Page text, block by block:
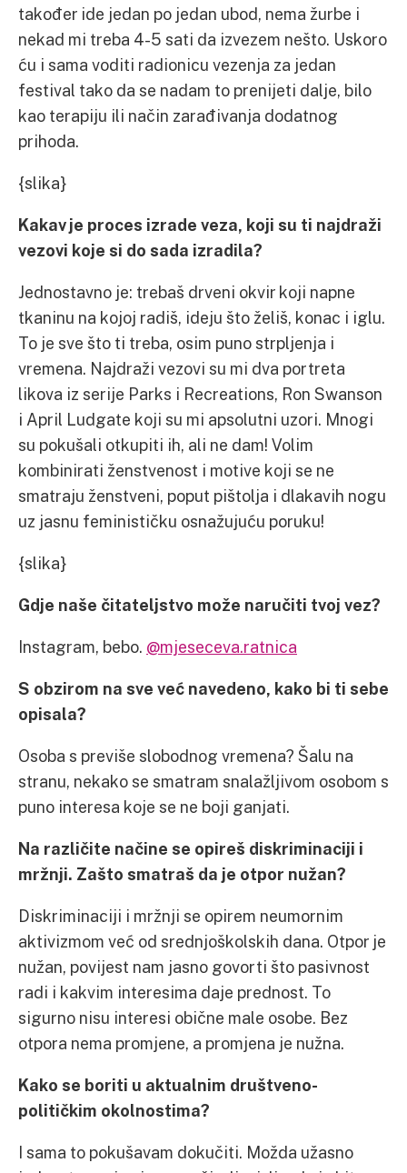
također ide jedan po jedan ubod, nema žurbe i
nekad mi treba 4-5 sati da izvezem nešto. Uskoro
ću i sama voditi radionicu vezenja za jedan
festival tako da se nadam to prenijeti dalje, bilo
kao terapiju ili način zarađivanja dodatnog
prihoda.
{slika}
Kakav je proces izrade veza, koji su ti najdraži
vezovi koje si do sada izradila?
Jednostavno je: trebaš drveni okvir koji napne
tkaninu na kojoj radiš, ideju što želiš, konac i iglu.
To je sve što ti treba, osim puno strpljenja i
vremena. Najdraži vezovi su mi dva portreta
likova iz serije Parks i Recreations, Ron Swanson
i April Ludgate koji su mi apsolutni uzori. Mnogi
su pokušali otkupiti ih, ali ne dam! Volim
kombinirati ženstvenost i motive koji se ne
smatraju ženstveni, poput pištolja i dlakavih nogu
uz jasnu feminističku osnažujuću poruku!
{slika}
Gdje naše čitateljstvo može naručiti tvoj vez?
Instagram, bebo. @mjeseceva.ratnica
S obzirom na sve već navedeno, kako bi ti sebe
opisala?
Osoba s previše slobodnog vremena? Šalu na
stranu, nekako se smatram snalažljivom osobom s
puno interesa koje se ne boji ganjati.
Na različite načine se opireš diskriminaciji i
mržnji. Zašto smatraš da je otpor nužan?
Diskriminaciji i mržnji se opirem neumornim
aktivizmom već od srednjoškolskih dana. Otpor je
nužan, povijest nam jasno govorti što pasivnost
radi i kakvim interesima daje prednost. To
sigurno nisu interesi obične male osobe. Bez
otpora nema promjene, a promjena je nužna.
Kako se boriti u aktualnim društveno-
političkim okolnostima?
I sama to pokušavam dokučiti. Možda užasno